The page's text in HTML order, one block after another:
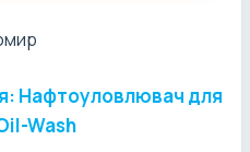
Нафтоуловлювач для
Wash